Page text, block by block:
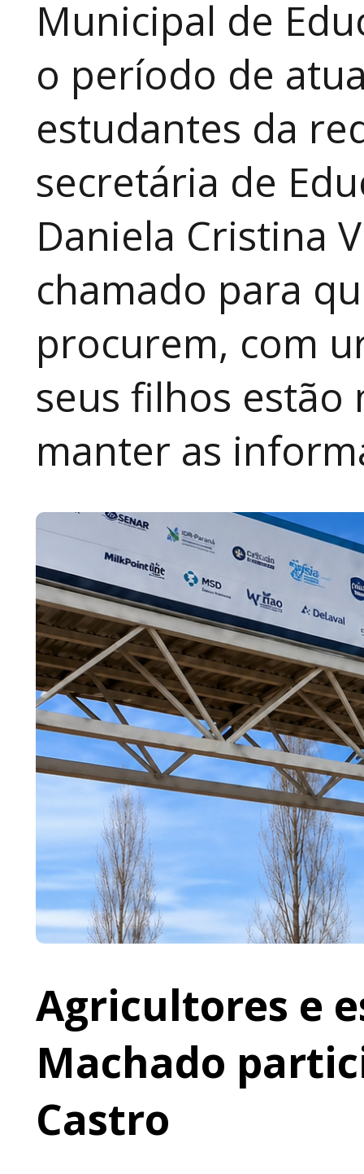
Municipal de
o período de
estudantes da
secretária de
Daniela Cristina
chamado para
procurem, com
seus filhos
manter as
Agricultores e
Machado
Castro